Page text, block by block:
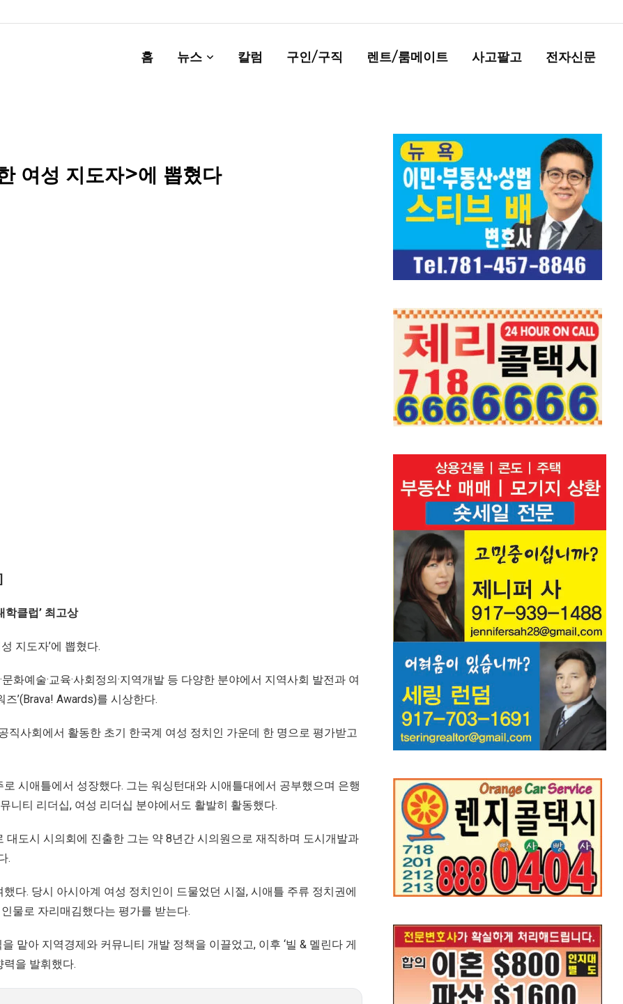
홈 뉴스 칼럼 구인/구직 렌트/룸메이트 사고팔고 전자신문
여성 지도자>에 뽑혔다
클럽’ 최고상
지도자’에 뽑혔다.
화예술·교육·사회정의·지역개발 등 다양한 분야에서 지역사회 발전과 여
’(Brava! Awards)를 시상한다.
직사회에서 활동한 초기 한국계 여성 정치인 가운데 한 명으로 평가받고
시애틀에서 성장했다. 그는 워싱턴대와 시애틀대에서 공부했으며 은행
니티 리더십, 여성 리더십 분야에서도 활발히 활동했다.
도시 시의회에 진출한 그는 약 8년간 시의원으로 재직하며 도시개발과
.
다. 당시 아시아계 여성 정치인이 드물었던 시절, 시애틀 주류 정치권에
물로 자리매김했다는 평가를 받는다.
맡아 지역경제와 커뮤니티 개발 정책을 이끌었고, 이후 ‘빌 & 멜린다 게
력을 발휘했다.